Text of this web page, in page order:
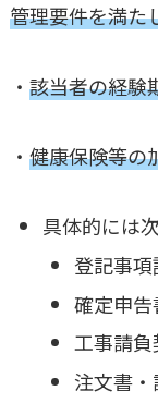
管理要件を満た
・ 該当者の経験
・ 健康保険等の
具体的には
登記事項
確定申告
工事請
注文書